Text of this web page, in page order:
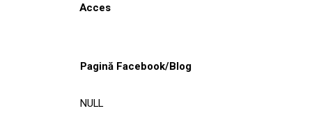
Acces
Pagină Facebook/Blog
NULL